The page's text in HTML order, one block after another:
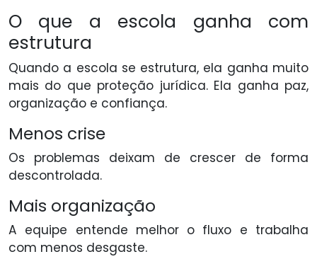
O que a escola ganha com
estrutura
Quando a escola se estrutura, ela ganha muito
mais do que proteção jurídica. Ela ganha paz,
organização e confiança.
Menos crise
Os problemas deixam de crescer de forma
descontrolada.
Mais organização
A equipe entende melhor o fluxo e trabalha
com menos desgaste.